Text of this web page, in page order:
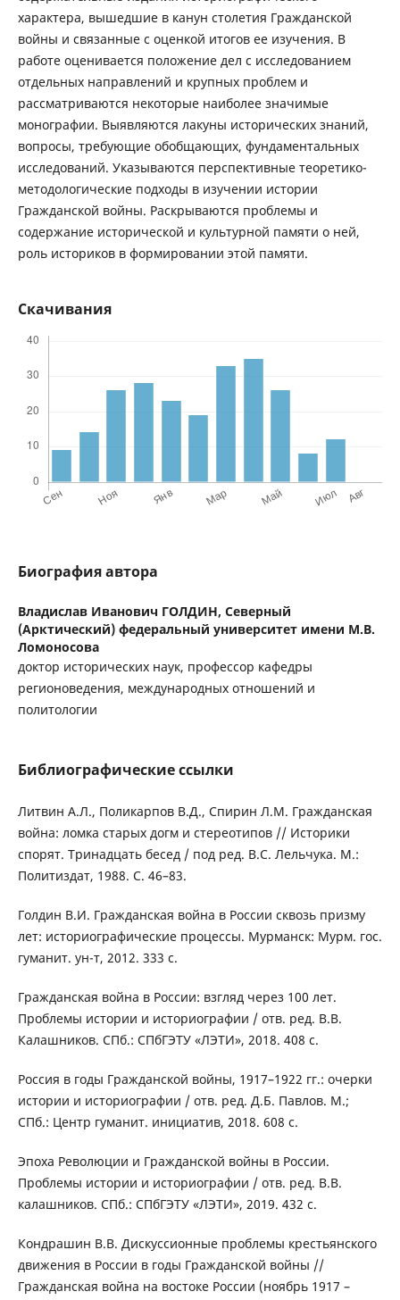
характера, вышедшие в канун столетия Гражданской
войны и связанные с оценкой итогов ее изучения. В
работе оценивается положение дел с исследованием
отдельных направлений и крупных проблем и
рассматриваются некоторые наиболее значимые
монографии. Выявляются лакуны исторических знаний,
вопросы, требующие обобщающих, фундаментальных
исследований. Указываются перспективные теоретико-
методологические подходы в изучении истории
Гражданской войны. Раскрываются проблемы и
содержание исторической и культурной памяти о ней,
роль историков в формировании этой памяти.
Скачивания
Биография автора
Владислав Иванович ГОЛДИН, Северный
(Арктический) федеральный университет имени М.В.
Ломоносова
доктор исторических наук, профессор кафедры
регионоведения, международных отношений и
политологии
Библиографические ссылки
Литвин А.Л., Поликарпов В.Д., Спирин Л.М. Гражданская
война: ломка старых догм и стереотипов // Историки
спорят. Тринадцать бесед / под ред. В.С. Лельчука. М.:
Политиздат, 1988. С. 46–83.
Голдин В.И. Гражданская война в России сквозь призму
лет: историографические процессы. Мурманск: Мурм. гос.
гуманит. ун-т, 2012. 333 с.
Гражданская война в России: взгляд через 100 лет.
Проблемы истории и историографии / отв. ред. В.В.
Калашников. СПб.: СПбГЭТУ «ЛЭТИ», 2018. 408 с.
Россия в годы Гражданской войны, 1917–1922 гг.: очерки
истории и историографии / отв. ред. Д.Б. Павлов. М.;
СПб.: Центр гуманит. инициатив, 2018. 608 с.
Эпоха Революции и Гражданской войны в России.
Проблемы истории и историографии / отв. ред. В.В.
калашников. СПб.: СПбГЭТУ «ЛЭТИ», 2019. 432 с.
Кондрашин В.В. Дискуссионные проблемы крестьянского
движения в России в годы Гражданской войны //
Гражданская война на востоке России (ноябрь 1917 –